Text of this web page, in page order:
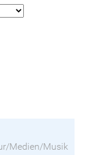
Medien/Musik